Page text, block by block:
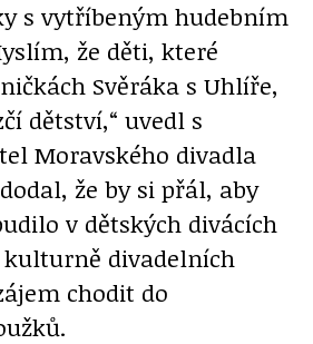
s vytříbeným hudebním
že děti, které
Svěráka s Uhlíře,
dětství,“ uvedl s
Moravského divadla
že by si přál, aby
v dětských divácích
divadelních
chodit do